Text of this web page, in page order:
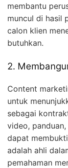
membantu
muncul di hasil
calon klien
butuhkan.
2.
Content
untuk
sebagai
video,
dapat
adalah ahli
pemahaman